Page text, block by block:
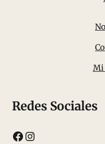
Mi
Redes Sociales
Facebook
Instagram